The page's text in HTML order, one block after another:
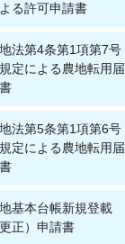
る許可申請書
法第4条第1項第7号
定による農地転用届
法第5条第1項第6号
定による農地転用届
基本台帳新規登載
更正）申請書